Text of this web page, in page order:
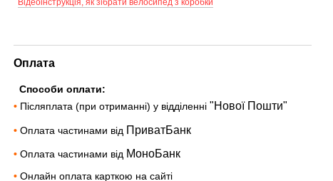
Відеоінструкція, як зібрати велосипед з коробки
Оплата
Способи оплати:
• Післяплата (при отриманні) у відділенні "Нової Пошти"
• Оплата частинами від ПриватБанк
• Оплата частинами від МоноБанк
• Онлайн оплата карткою на сайті